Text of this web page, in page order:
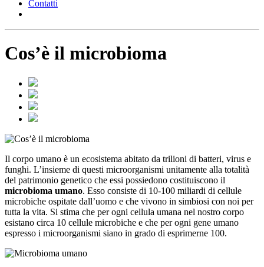
Contatti
Cos’è il microbioma
Il corpo umano è un ecosistema abitato da trilioni di batteri, virus e
funghi. L’insieme di questi microorganismi unitamente alla totalità
del patrimonio genetico che essi possiedono costituiscono il
microbioma umano. Esso consiste di 10-100 miliardi di cellule
microbiche ospitate dall’uomo e che vivono in simbiosi con noi per
tutta la vita. Si stima che per ogni cellula umana nel nostro corpo
esistano circa 10 cellule microbiche e che per ogni gene umano
espresso i microorganismi siano in grado di esprimerne 100.